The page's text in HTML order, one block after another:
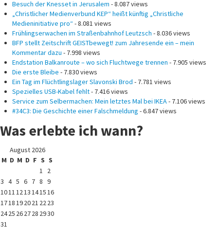
Besuch der Knesset in Jerusalem - 8.087 views
„Christlicher Medienverbund KEP“ heißt künftig „Christliche
Medieninitiative pro“- 8.081 views
Frühlingserwachen im Straßenbahnhof Leutzsch - 8.036 views
BFP stellt Zeitschrift GEISTbewegt! zum Jahresende ein – mein
Kommentar dazu - 7.998 views
Endstation Balkanroute – wo sich Fluchtwege trennen - 7.905 views
Die erste Bleibe - 7.830 views
Ein Tag im Flüchtlingslager Slavonski Brod - 7.781 views
Spezielles USB-Kabel fehlt- 7.416 views
Service zum Selbermachen: Mein letztes Mal bei IKEA - 7.106 views
#34C3: Die Geschichte einer Falschmeldung - 6.847 views
Was erlebte ich wann?
August 2026
M D M D F S S
1
2
3 4 5 6 7 8 9
1011 12 13 1415 16
1718 192021 22 23
2425 262728 2930
31